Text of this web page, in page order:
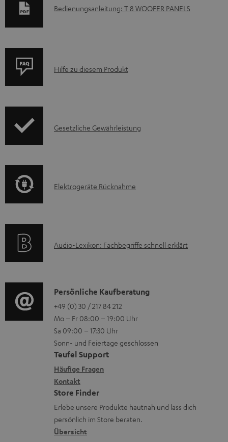
D
m
e
H
l
a
d
e
n
Bedienungsanleitung: T 8 WOOFER PANELS
P
u
A
Hilfe zu diesem Produkt
I
r
i
e
n
z
u
r
G
a
r
a
n
Gesetzliche Gewährleistung
E
t
g
e
r
ä
t
e
R
ü
c
k
Elektrogeräte Rücknahme
A
i
o
-
L
e
x
i
k
o
n
Audio-Lexikon: Fachbegriffe schnell erklärt
K
o
n
t
a
k
t
d
a
t
Persönliche Kaufberatung
+49 (0) 30 / 217 84 212
Mo – Fr 08:00 – 19:00 Uhr
Sa 09:00 – 17:30 Uhr
Sonn- und Feiertage geschlossen
Teufel Support
Häufige Fragen
Kontakt
Store Finder
Erlebe unsere Produkte hautnah und lass dich
persönlich im Store beraten.
Übersicht